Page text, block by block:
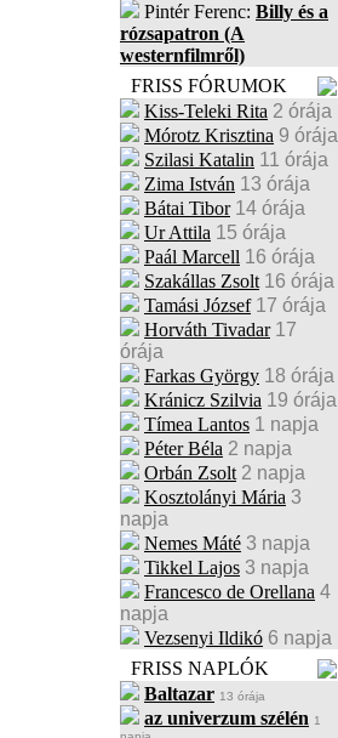
Pintér Ferenc: Billy és a
rózsapatron (A
westernfilmről)
FRISS FÓRUMOK
Kiss-Teleki Rita 2 órája
Mórotz Krisztina 9 órája
Szilasi Katalin 11 órája
Zima István 13 órája
Bátai Tibor 14 órája
Ur Attila 15 órája
Paál Marcell 16 órája
Szakállas Zsolt 16 órája
Tamási József 17 órája
Horváth Tivadar 17
órája
Farkas György 18 órája
Kránicz Szilvia 19 órája
Tímea Lantos 1 napja
Péter Béla 2 napja
Orbán Zsolt 2 napja
Kosztolányi Mária 3
napja
Nemes Máté 3 napja
Tikkel Lajos 3 napja
Francesco de Orellana 4
napja
Vezsenyi Ildikó 6 napja
FRISS NAPLÓK
Baltazar 13 órája
az univerzum szélén 1